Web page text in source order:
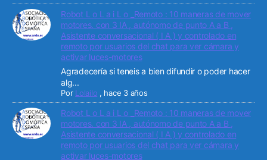
Robot L o L a i L o _Remoto : 10 maneras de mover
motores. con 3 IA , autónomo de punto A a B ,
Asistente conversacional ( I A ) y controlado en
remoto por usuarios del chat para ver cámara y
activar luces-motores
Agradecería si teneis a bien difundir o poder hacer
alg...
Por Lolailo , hace 3 años
Robot L o L a i L o _Remoto : 10 maneras de mover
motores. con 3 IA , autónomo de punto A a B ,
Asistente conversacional ( I A ) y controlado en
remoto por usuarios del chat para ver cámara y
activar luces-motores